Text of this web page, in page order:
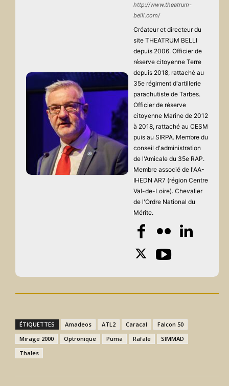
http://www.theatrum-
belli.com/
Créateur et directeur du
site THEATRUM BELLI
depuis 2006. Officier de
réserve citoyenne Terre
depuis 2018, rattaché au
35e régiment d'artillerie
parachutiste de Tarbes.
Officier de réserve
citoyenne Marine de 2012
à 2018, rattaché au CESM
puis au SIRPA. Membre du
conseil d'administration
de l'Amicale du 35e RAP.
Membre associé de l'AA-
IHEDN AR7 (région Centre
Val-de-Loire). Chevalier
de l'Ordre National du
Mérite.
ÉTIQUETTES Amadeos ATL2 Caracal
Falcon 50
Mirage 2000
Optronique Puma Rafale
SIMMAD
Thales